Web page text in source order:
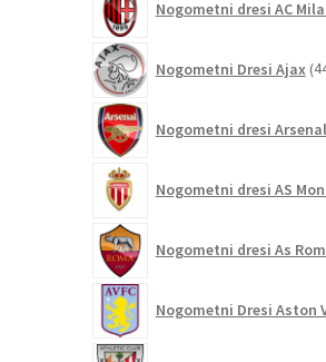
Nogometni dresi AC
Nogometni Dresi Ajax
Nogometni dresi Arsenal
Nogometni dresi AS
Nogometni dresi As
Nogometni Dresi Aston